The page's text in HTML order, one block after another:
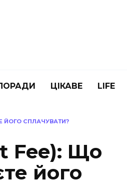
ЦІКАВЕ LIFE
ЙОГО СПЛАЧУВАТИ?
Fee): Що
його